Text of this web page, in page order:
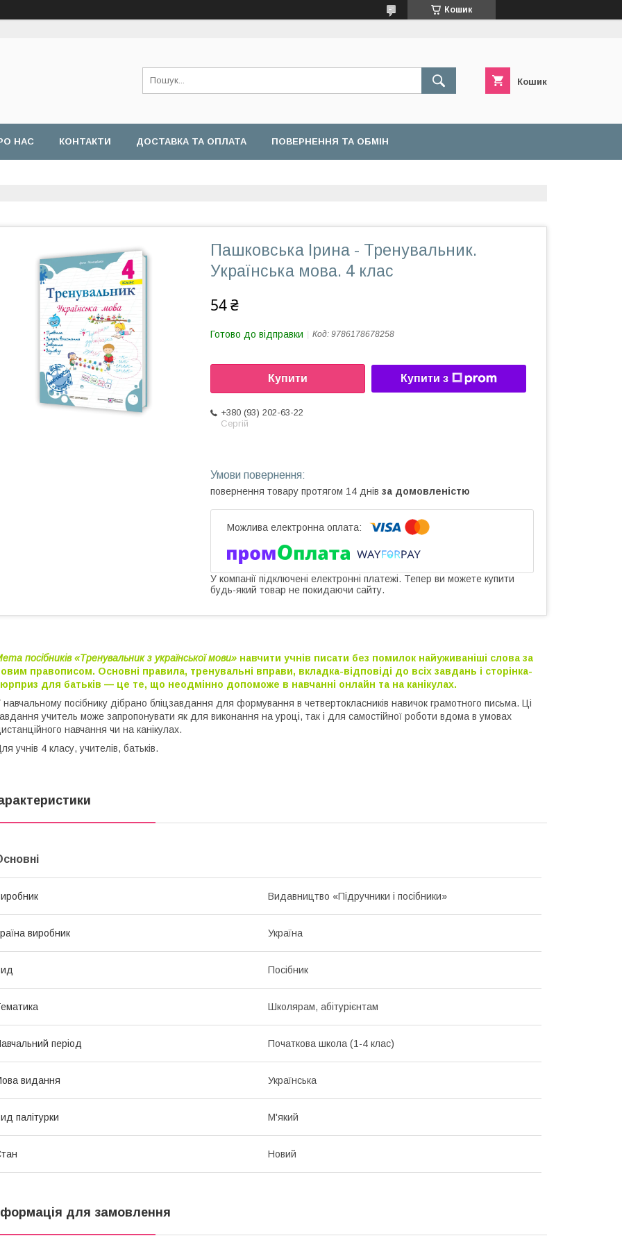
Кошик
Кошик
НАС КОНТАКТИ ДОСТАВКА ТА ОПЛАТА ПОВЕРНЕННЯ ТА ОБМІН
Пашковська Ірина - Тренувальник.
Українська мова. 4 клас
54 ₴
Готово до відправки Код: 9786178678258
Купити Купити з
+380 (93) 202-63-22
Сергій
повернення товару протягом 14 днів за домовленістю
У компанії підключені електронні платежі. Тепер ви можете купити
будь-який товар не покидаючи сайту.
посібників «Тренувальник з української мови» навчити учнів писати без помилок найуживаніші слова за
правописом. Основні правила, тренувальні вправи, вкладка-відповіді до всіх завдань і сторінка-
для батьків — це те, що неодмінно допоможе в навчанні онлайн та на канікулах.
навчальному посібнику дібрано бліцзавдання для формування в четвертокласників навичок грамотного письма. Ці
учитель може запропонувати як для виконання на уроці, так і для самостійної роботи вдома в умовах
навчання чи на канікулах.
учнів 4 класу, учителів, батьків.
Видавництво «Підручники і посібники»
виробник Україна
Посібник
Школярам, абітурієнтам
період Початкова школа (1-4 клас)
видання Українська
палітурки М'який
Новий
для замовлення